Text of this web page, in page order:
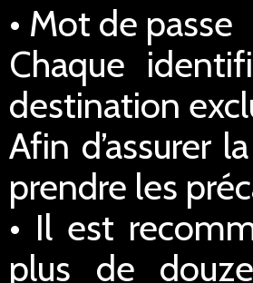
• Mot de passe
Chaque
destination
Afin d’assurer
prendre les
• Il est
plus de